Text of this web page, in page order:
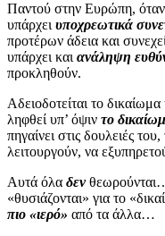
Παντού στην Ευρώπη, όταν
υπάρχει υποχρεωτικά
προτέρων άδεια και
υπάρχει και ανάληψη
προκληθούν.
Αδειοδοτείται το
ληφθεί υπ’ όψιν το
πηγαίνει στις δουλειές
λειτουργούν, να
Αυτά όλα δεν
«θυσιάζονται» για το
πιο «ιερό» από τα άλλα…